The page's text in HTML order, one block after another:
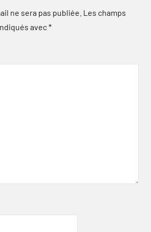
ne sera pas publiée. Les champs
avec*